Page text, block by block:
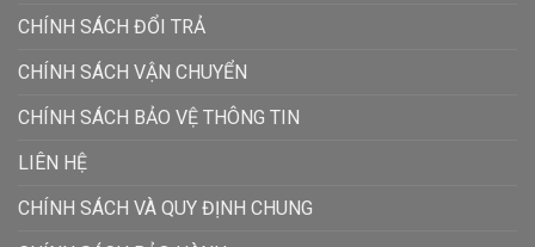
CHÍNH SÁCH ĐỔI TRẢ
CHÍNH SÁCH VẬN CHUYỂN
CHÍNH SÁCH BẢO VỆ THÔNG TIN
LIÊN HỆ
CHÍNH SÁCH VÀ QUY ĐỊNH CHUNG